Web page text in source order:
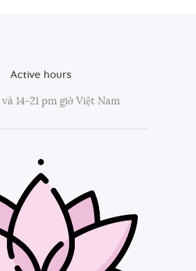
Active hours
và 14-21 pm giờ Việt Nam